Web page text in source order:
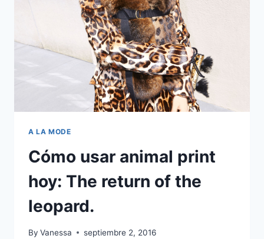
LA
FALDA
ENVOLVENTE
A LA MODE
Cómo usar animal print
hoy: The return of the
leopard.
By Vanessa septiembre 2, 2016